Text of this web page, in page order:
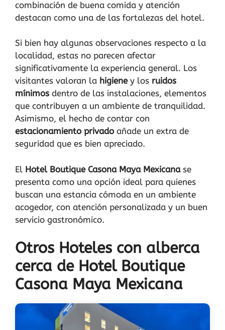
combinación de buena comida y atención
destacan como una de las fortalezas del hotel.
Si bien hay algunas observaciones respecto a la
localidad, estas no parecen afectar
significativamente la experiencia general. Los
visitantes valoran la higieney los ruidos
mínimos dentro de las instalaciones, elementos
que contribuyen a un ambiente de tranquilidad.
Asimismo, el hecho de contar con
estacionamiento privadoañade un extra de
seguridad que es bien apreciado.
El Hotel Boutique Casona Maya Mexicanase
presenta como una opción ideal para quienes
buscan una estancia cómoda en un ambiente
acogedor, con atención personalizada y un buen
servicio gastronómico.
Otros Hoteles con alberca
cerca de Hotel Boutique
Casona Maya Mexicana